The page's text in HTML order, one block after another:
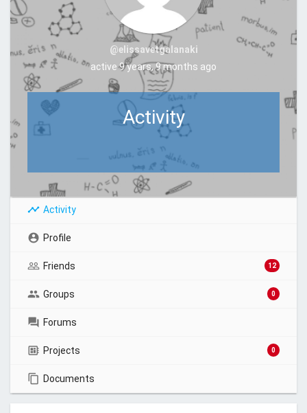
@elissavetgalanaki
active 9 years, 9 months ago
Activity
Activity
Profile
Friends 12
Groups 0
Forums
Projects 0
Documents